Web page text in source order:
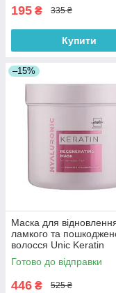
195 ₴ 335 ₴
Купити
–15%
Маска для
ламкого та
волосся Unic Keratin
Hyaluronic 500 мл
Готово до відправки
446 ₴ 525 ₴